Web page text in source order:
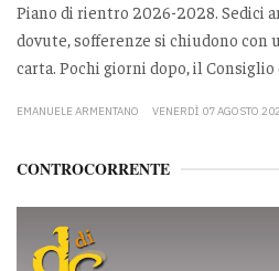
Piano di rientro 2026-2028. Sedici
dovute, sofferenze si chiudono con
carta. Pochi giorni dopo, il
EMANUELE ARMENTANO VENERDÌ 07 AGOSTO
CONTROCORRENTE